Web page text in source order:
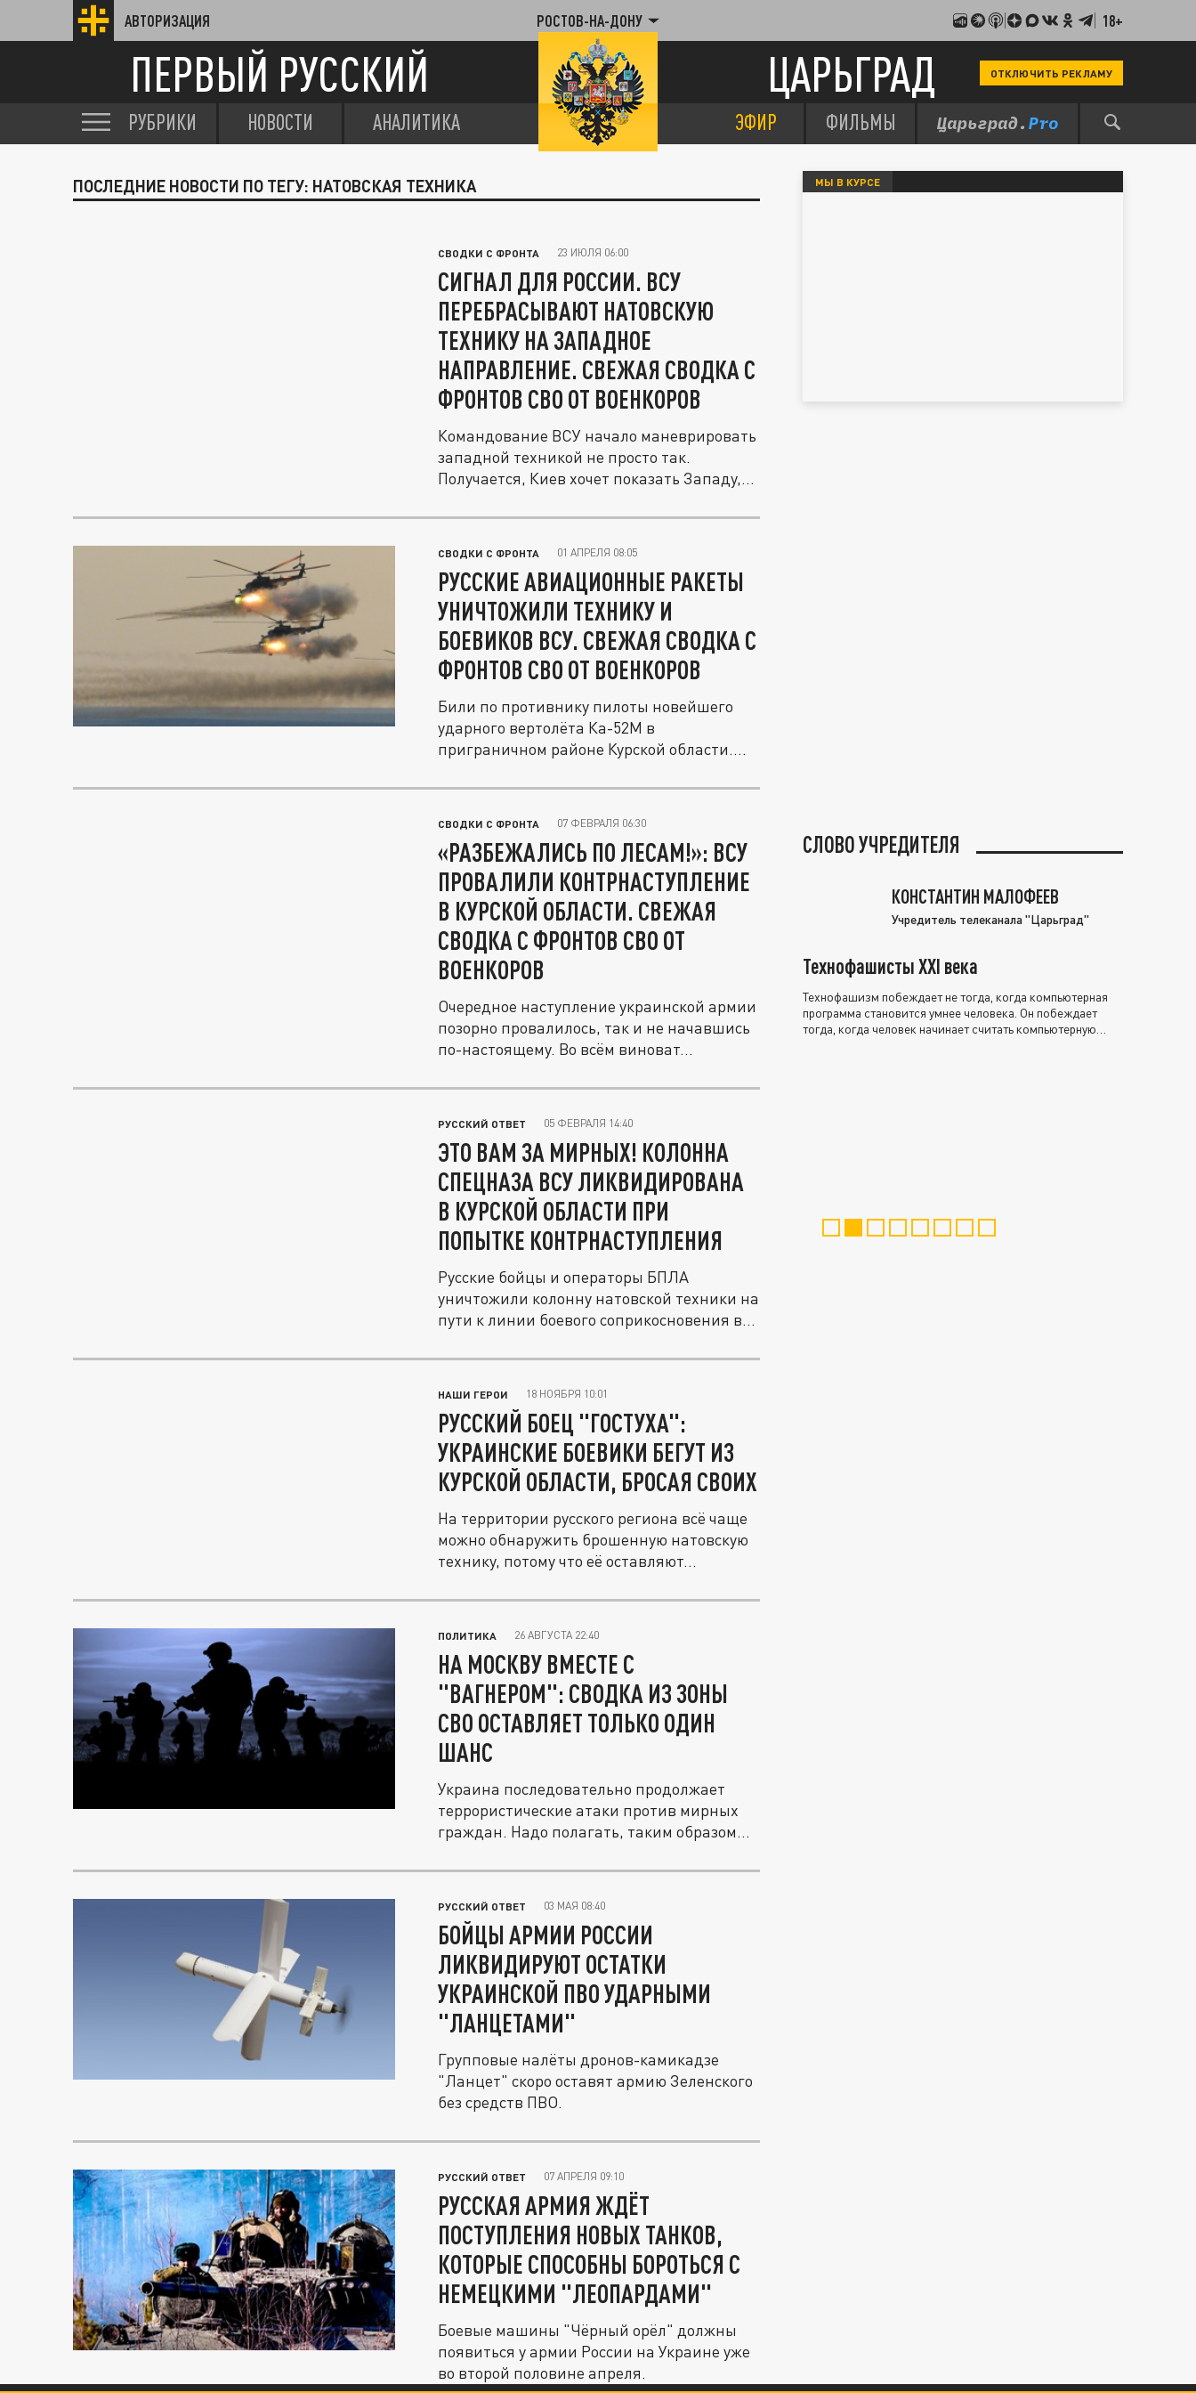
АВТОРИЗАЦИЯ РОСТОВ-НА-ДОНУ 18+
ПЕРВЫЙ РУССКИЙ ЦАРЬГРАД ОТКЛЮЧИТЬ РЕКЛАМУ
РУБРИКИ НОВОСТИ АНАЛИТИКА ЭФИР ФИЛЬМЫ
ПОСЛЕДНИЕ НОВОСТИ ПО ТЕГУ: НАТОВСКАЯ ТЕХНИКА
СВОДКИ С ФРОНТА 23 ИЮЛЯ 06:00
СИГНАЛ ДЛЯ РОССИИ. ВСУ
ПЕРЕБРАСЫВАЮТ НАТОВСКУЮ
ТЕХНИКУ НА ЗАПАДНОЕ
НАПРАВЛЕНИЕ. СВЕЖАЯ СВОДКА С
ФРОНТОВ СВО ОТ ВОЕНКОРОВ
Командование ВСУ начало маневрировать
западной техникой не просто так.
Получается, Киев хочет показать Западу,...
СВОДКИ С ФРОНТА 01 АПРЕЛЯ 08:05
РУССКИЕ АВИАЦИОННЫЕ РАКЕТЫ
УНИЧТОЖИЛИ ТЕХНИКУ И
БОЕВИКОВ ВСУ. СВЕЖАЯ СВОДКА С
ФРОНТОВ СВО ОТ ВОЕНКОРОВ
Били по противнику пилоты новейшего
ударного вертолёта Ка-52М в
приграничном районе Курской области.
СВОДКИ С ФРОНТА 07 ФЕВРАЛЯ 06:30
«РАЗБЕЖАЛИСЬ ПО ЛЕСАМ!»: ВСУ
ПРОВАЛИЛИ КОНТРНАСТУПЛЕНИЕ
В КУРСКОЙ ОБЛАСТИ. СВЕЖАЯ
СВОДКА С ФРОНТОВ СВО ОТ
ВОЕНКОРОВ
Очередное наступление украинской армии
позорно провалилось, так и не начавшись
по-настоящему. Во всём виноват...
РУССКИЙ ОТВЕТ 05 ФЕВРАЛЯ 14:40
ЭТО ВАМ ЗА МИРНЫХ! КОЛОННА
СПЕЦНАЗА ВСУ ЛИКВИДИРОВАНА
В КУРСКОЙ ОБЛАСТИ ПРИ
ПОПЫТКЕ КОНТРНАСТУПЛЕНИЯ
Русские бойцы и операторы БПЛА
уничтожили колонну натовской техники на
пути к линии боевого соприкосновения в...
НАШИ ГЕРОИ 18 НОЯБРЯ 10:01
РУССКИЙ БОЕЦ "ГОСТУХА":
УКРАИНСКИЕ БОЕВИКИ БЕГУТ ИЗ
КУРСКОЙ ОБЛАСТИ, БРОСАЯ СВОИХ
На территории русского региона всё чаще
можно обнаружить брошенную натовскую
технику, потому что её оставляют...
ПОЛИТИКА 26 АВГУСТА 22:40
НА МОСКВУ ВМЕСТЕ С
"ВАГНЕРОМ": СВОДКА ИЗ ЗОНЫ
СВО ОСТАВЛЯЕТ ТОЛЬКО ОДИН
ШАНС
Украина последовательно продолжает
террористические атаки против мирных
граждан. Надо полагать, таким образом...
РУССКИЙ ОТВЕТ 03 МАЯ 08:40
БОЙЦЫ АРМИИ РОССИИ
ЛИКВИДИРУЮТ ОСТАТКИ
УКРАИНСКОЙ ПВО УДАРНЫМИ
"ЛАНЦЕТАМИ"
Групповые налёты дронов-камикадзе
"Ланцет" скоро оставят армию Зеленского
без средств ПВО.
РУССКИЙ ОТВЕТ 07 АПРЕЛЯ 09:10
РУССКАЯ АРМИЯ ЖДЁТ
ПОСТУПЛЕНИЯ НОВЫХ ТАНКОВ,
КОТОРЫЕ СПОСОБНЫ БОРОТЬСЯ С
НЕМЕЦКИМИ "ЛЕОПАРДАМИ"
Боевые машины "Чёрный орёл" должны
появиться у армии России на Украине уже
во второй половине апреля.
МЫ В КУРСЕ
СЛОВО УЧРЕДИТЕЛЯ
КОНСТАНТИН МАЛОФЕЕВ
Учредитель телеканала "Царьград"
Технофашисты XXI века
Технофашизм побеждает не тогда, когда компьютерная
программа становится умнее человека. Он побеждает
тогда, когда человек начинает считать компьютерную